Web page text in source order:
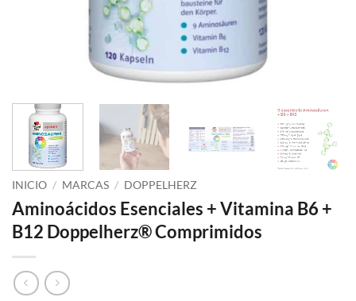
INICIO / MARCAS / DOPPELHERZ
Aminoácidos Esenciales + Vitamina B6 +
B12 Doppelherz® Comprimidos